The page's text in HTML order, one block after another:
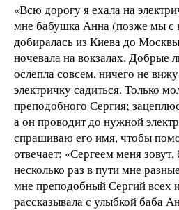
«Всю дорогу я ехала на
мне бабушка Анна (позже мы с
добиралась из Киева до
ночевала на вокзалах. Добрые
ослепла совсем, ничего не
электричку садиться. Только
преподобного Сергия;
а он проводит до нужной
спрашиваю его имя, чтобы
отвечает: «Сергеем меня зовут,
несколько раз в пути мне
мне преподобный Сергий всех
рассказывала с улыбкой баба